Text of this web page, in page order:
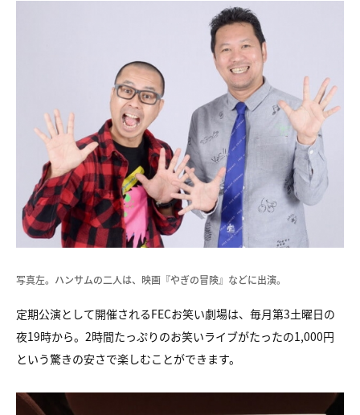
写真左。ハンサムの二人は、映画『やぎの冒険』などに出演。
定期公演として開催されるFECお笑い劇場は、毎月第3土曜日の
夜19時から。2時間たっぷりのお笑いライブがたったの1,000円
という驚きの安さで楽しむことができます。